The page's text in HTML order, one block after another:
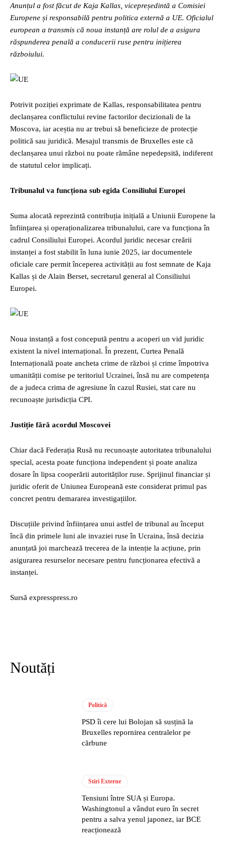
Anunțul a fost făcut de Kaja Kallas, vicepreședintă a Comisiei
Europene și responsabilă pentru politica externă a UE. Oficialul
european a transmis că noua instanță are rolul de a asigura
răspunderea penală a conducerii ruse pentru inițierea
războiului.
Potrivit poziției exprimate de Kallas, responsabilitatea pentru
declanșarea conflictului revine factorilor decizionali de la
Moscova, iar aceștia nu ar trebui să beneficieze de protecție
politică sau juridică. Mesajul transmis de Bruxelles este că
declanșarea unui război nu poate rămâne nepedepsită, indiferent
de statutul celor implicați.
Tribunalul va funcționa sub egida Consiliului Europei
Suma alocată reprezintă contribuția inițială a Uniunii Europene la
înființarea și operaționalizarea tribunalului, care va funcționa în
cadrul Consiliului Europei. Acordul juridic necesar creării
instanței a fost stabilit în luna iunie 2025, iar documentele
oficiale care permit începerea activității au fost semnate de Kaja
Kallas și de Alain Berset, secretarul general al Consiliului
Europei.
Noua instanță a fost concepută pentru a acoperi un vid juridic
existent la nivel internațional. În prezent, Curtea Penală
Internațională poate ancheta crime de război și crime împotriva
umanității comise pe teritoriul Ucrainei, însă nu are competența
de a judeca crima de agresiune în cazul Rusiei, stat care nu
recunoaște jurisdicția CPI.
Justiție fără acordul Moscovei
Chiar dacă Federația Rusă nu recunoaște autoritatea tribunalului
special, acesta poate funcționa independent și poate analiza
dosare în lipsa cooperării autorităților ruse. Sprijinul financiar și
juridic oferit de Uniunea Europeană este considerat primul pas
concret pentru demararea investigațiilor.
Discuțiile privind înființarea unui astfel de tribunal au început
încă din primele luni ale invaziei ruse în Ucraina, însă decizia
anunțată joi marchează trecerea de la intenție la acțiune, prin
asigurarea resurselor necesare pentru funcționarea efectivă a
instanței.
Sursă expresspress.ro
Noutăți
Politică
PSD îi cere lui Bolojan să susțină la
Bruxelles repornirea centralelor pe
cărbune
Stiri Externe
Tensiuni între SUA și Europa.
Washingtonul a vândut euro în secret
pentru a salva yenul japonez, iar BCE
reacționează